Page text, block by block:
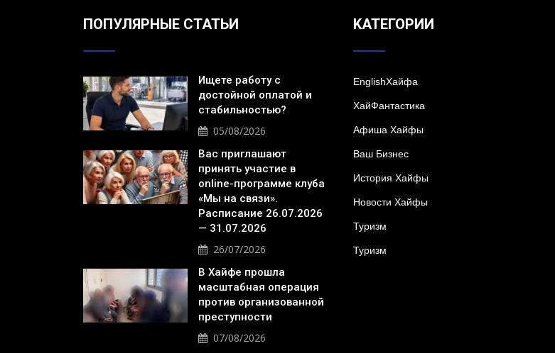
ПОПУЛЯРНЫЕ СТАТЬИ
Ищете работу с
достойной оплатой и
стабильностью?
05/08/2026
Вас приглашают
принять участие в
online-программе клуба
«Мы на связи».
Расписание 26.07.2026
— 31.07.2026
26/07/2026
В Хайфе прошла
масштабная операция
против организованной
преступности
07/08/2026
KАТЕГОРИИ
EnglishХайфа
XайФантастика
Афиша Хайфы
Ваш Бизнес
История Хайфы
Новости Хайфы
Туризм
Туризм